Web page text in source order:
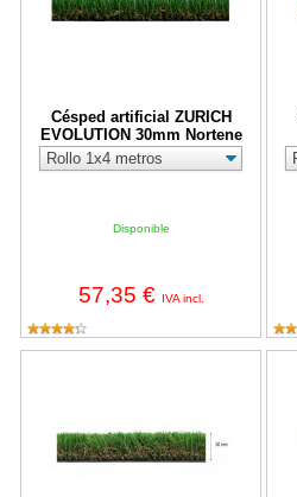
Césped artificial ZURICH
EVOLUTION 30mm Nortene
Disponible
57,35 € IVA incl.